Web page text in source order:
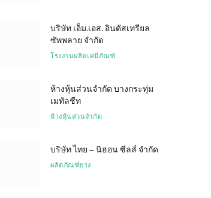
บริษัท เอ็ม.เอส. อินดัสเทรียล
ซัพพลาย จำกัด
โรงงานผลิตเคมีภัณฑ์
ห้างหุ้นส่วนจำกัด บางกระทุ่ม
เมทัลชีท
ห้างหุ้นส่วนจำกัด
บริษัท ไทย – นิฮอน ซีลส์ จำกัด
ผลิตภัณฑ์ยาง